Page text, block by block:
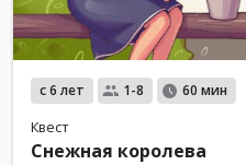
с 6 лет 1-8 60 мин
Квест
Снежная королева